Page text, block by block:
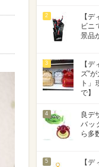
2
【
ビニ
景品
3
【
ズ”
ト」
で】
4
良デ
バッ
ら多
5
【